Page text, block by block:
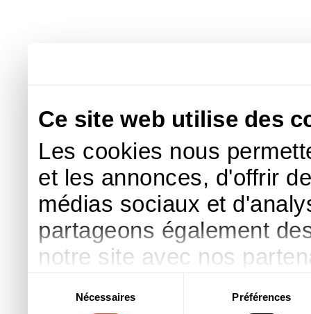
Ce site web utilise des
Les cookies nous
et les annonces, d'offrir
médias sociaux et
partageons également
notre site avec nos
Nécessaires Préférences